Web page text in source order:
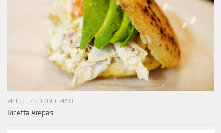
RICETTE / SECONDI PIATTI
Ricetta Arepas